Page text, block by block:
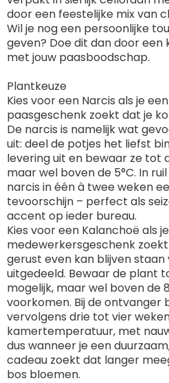
door een feestelijke mix van
Wil je nog een persoonlijke
geven? Doe dit dan door
met jouw paasboodschap.
Plantkeuze
Kies voor een Narcis als je
paasgeschenk zoekt dat je
De narcis is namelijk wat
uit: deel de potjes het liefst
levering uit en bewaar ze tot
maar wel boven de 5°C. In
narcis in één à twee weken
tevoorschijn – perfect als
accent op ieder bureau.
Kies voor een Kalanchoë als
medewerkersgeschenk
gerust even kan blijven
uitgedeeld. Bewaar de plant
mogelijk, maar wel boven de
voorkomen. Bij de ontvanger
vervolgens drie tot vier
kamertemperatuur, met
dus wanneer je een
cadeau zoekt dat langer
bos bloemen.